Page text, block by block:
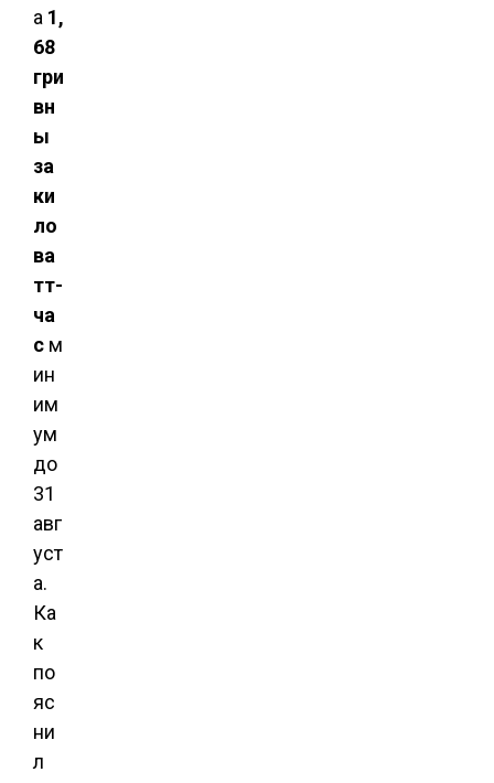
а 1,
68
гри
вн
ы
за
ки
ло
ва
тт-
ча
с м
ин
им
ум
до
31
авг
уст
а.
Ка
к
по
яс
ни
л